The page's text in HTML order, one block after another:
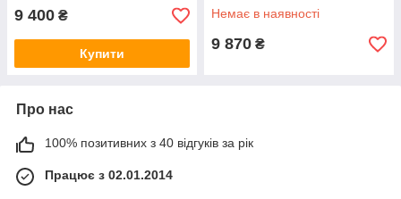
9 400 ₴
Купити
Немає в наявності
9 870 ₴
Про нас
100% позитивних з 40 відгуків за рік
Працює з 02.01.2014